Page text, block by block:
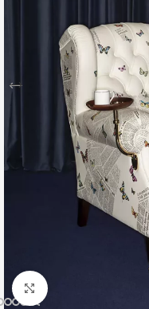
Büyütmek için tıklayın